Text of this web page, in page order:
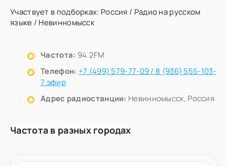
Участвует в подборках: Россия / Радио на русском
языке / Невинномысск
Частота: 94.2FM
Телефон: +7 (499) 579-77-09 / 8 (936) 555-103-
7 эфир
Адрес радиостанции: Невинномысск, Россия
Частота в разных городах